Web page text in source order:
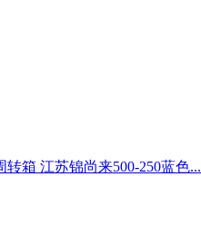
转箱 江苏锦尚来500-250蓝色...